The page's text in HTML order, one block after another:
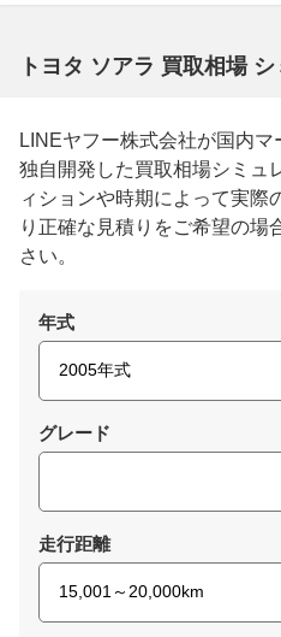
トヨタ ソアラ 買取相場
LINEヤフー株式会社が国内
独自開発した買取相場シミュ
ィションや時期によって実際
り正確な見積りをご希望の場
さい。
年式
グレード
走行距離